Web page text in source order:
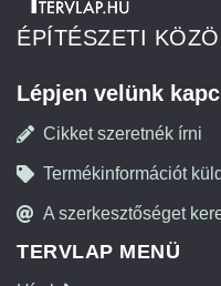
ÉPÍTÉSZETI
Lépjen velünk
Cikket szeretnék írni
Termékinformációt
A szerkesztőséget
TERVLAP MENÜ